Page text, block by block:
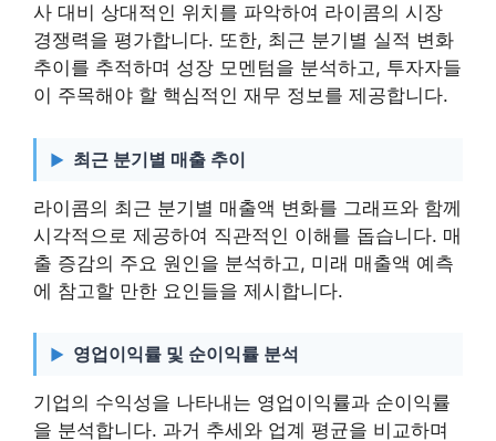
사 대비 상대적인 위치를 파악하여 라이콤의 시장
경쟁력을 평가합니다. 또한, 최근 분기별 실적 변화
추이를 추적하며 성장 모멘텀을 분석하고, 투자자들
이 주목해야 할 핵심적인 재무 정보를 제공합니다.
최근 분기별 매출 추이
라이콤의 최근 분기별 매출액 변화를 그래프와 함께
시각적으로 제공하여 직관적인 이해를 돕습니다. 매
출 증감의 주요 원인을 분석하고, 미래 매출액 예측
에 참고할 만한 요인들을 제시합니다.
영업이익률 및 순이익률 분석
기업의 수익성을 나타내는 영업이익률과 순이익률
을 분석합니다. 과거 추세와 업계 평균을 비교하며